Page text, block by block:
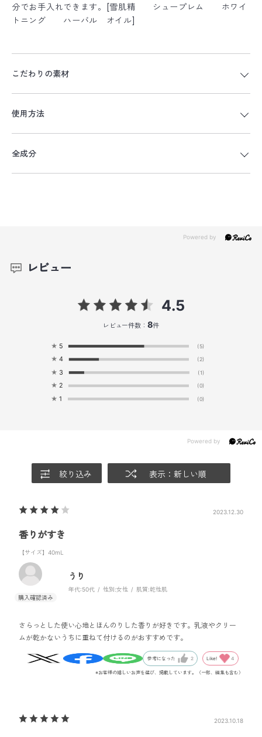
分でお手入れできます。[雪肌精 シュープレム ホワイ
トニング ハーバル オイル]
こだわりの素材
使用方法
全成分
レビュー
4.5
レビュー件数： 8件
★ 5 (5)
★ 4 (2)
★ 3 (1)
★ 2 (0)
★ 1 (0)
絞り込み 表示：新しい順
2023.12.30
香りがすき
【サイズ】40mL
うり
年代:50代 性別:女性 肌質:乾性肌
さらっとした使い心地とほんのりした香りが好きです。乳液やクリー
ムが乾かないうちに重ねて付けるのがおすすめです。
参考になった 2 Like! 4
※お客様の嬉しいお声を選び、掲載しています。（一部、編集も含む）
2023.10.18